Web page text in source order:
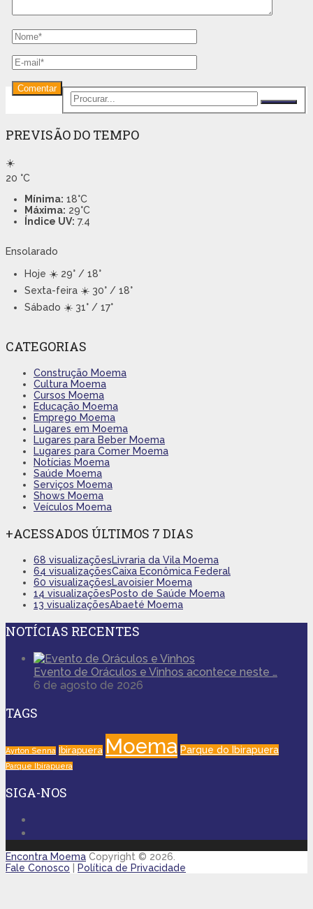
PREVISÃO DO TEMPO
☀️
20 °C
Mínima: 18°C
Máxima: 29°C
Índice UV: 7.4
Ensolarado
Hoje ☀️ 29° / 18°
Sexta-feira ☀️ 30° / 18°
Sábado ☀️ 31° / 17°
CATEGORIAS
Construção Moema
Cultura Moema
Cursos Moema
Educação Moema
Emprego Moema
Lugares em Moema
Lugares para Beber Moema
Lugares para Comer Moema
Notícias Moema
Saúde Moema
Serviços Moema
Shows Moema
Veículos Moema
+ACESSADOS ÚLTIMOS 7 DIAS
68 visualizaçõesLivraria da Vila Moema
64 visualizaçõesCaixa Econômica Federal
60 visualizaçõesLavoisier Moema
14 visualizaçõesPosto de Saúde Moema
13 visualizaçõesAbaeté Moema
NOTÍCIAS RECENTES
Evento de Oráculos e Vinhos acontece neste …
6 de agosto de 2026
TAGS
Ayrton Senna Ibirapuera Moema Parque do Ibirapuera
Parque Ibirapuera
SIGA-NOS
Encontra Moema Copyright © 2026.
Fale Conosco
Política de Privacidade